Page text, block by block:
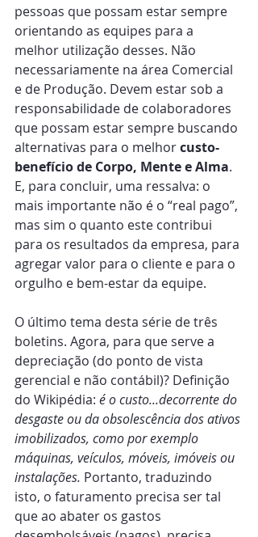
pessoas que possam estar sempre
orientando as equipes para a
melhor utilização desses. Não
necessariamente na área Comercial
e de Produção. Devem estar sob a
responsabilidade de colaboradores
que possam estar sempre buscando
alternativas para o melhor custo-
benefíciode Corpo, Mente e Alma.
E, para concluir, uma ressalva: o
mais importante não é o “real pago”,
mas sim o quanto este contribui
para os resultados da empresa, para
agregar valor para o cliente e para o
orgulho e bem-estar da equipe.
O último tema desta série de três
boletins. Agora, para que serve a
depreciação (do ponto de vista
gerencial e não contábil)? Definição
do Wikipédia: é o custo...decorrente do
desgaste ou da obsolescência dos ativos
imobilizados, como por exemplo
máquinas, veículos, móveis, imóveis ou
instalações. Portanto, traduzindo
isto, o faturamento precisa ser tal
que ao abater os gastos